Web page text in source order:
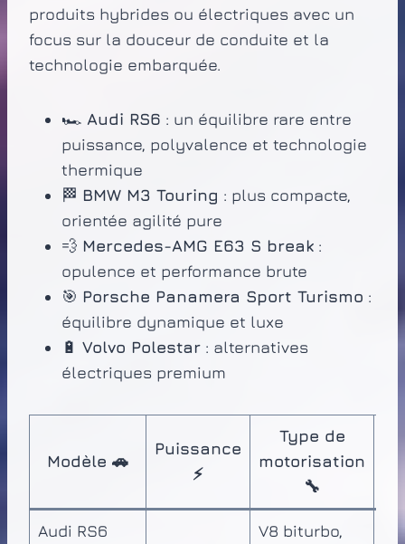
produits hybrides ou électriques avec un
focus sur la douceur de conduite et la
technologie embarquée.
🏎️ Audi RS6 : un équilibre rare entre
puissance, polyvalence et technologie
thermique
🏁 BMW M3 Touring : plus compacte,
orientée agilité pure
💨 Mercedes-AMG E63 S break :
opulence et performance brute
🎯 Porsche Panamera Sport Turismo :
équilibre dynamique et luxe
🔋 Volvo Polestar : alternatives
électriques premium
Modèle 🚗
Puissance
⚡
Type de
motorisation
🔧
Audi RS6
V8 biturbo,